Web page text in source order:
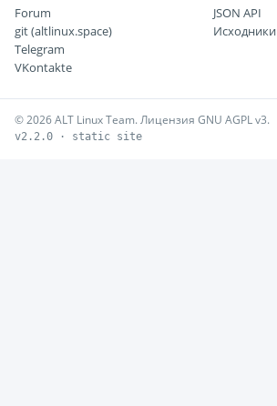
Forum
git (altlinux.space)
Telegram
VKontakte
JSON API
Исходники
© 2026 ALT Linux Team. Лицензия GNU AGPL v3.
v2.2.0 · static site